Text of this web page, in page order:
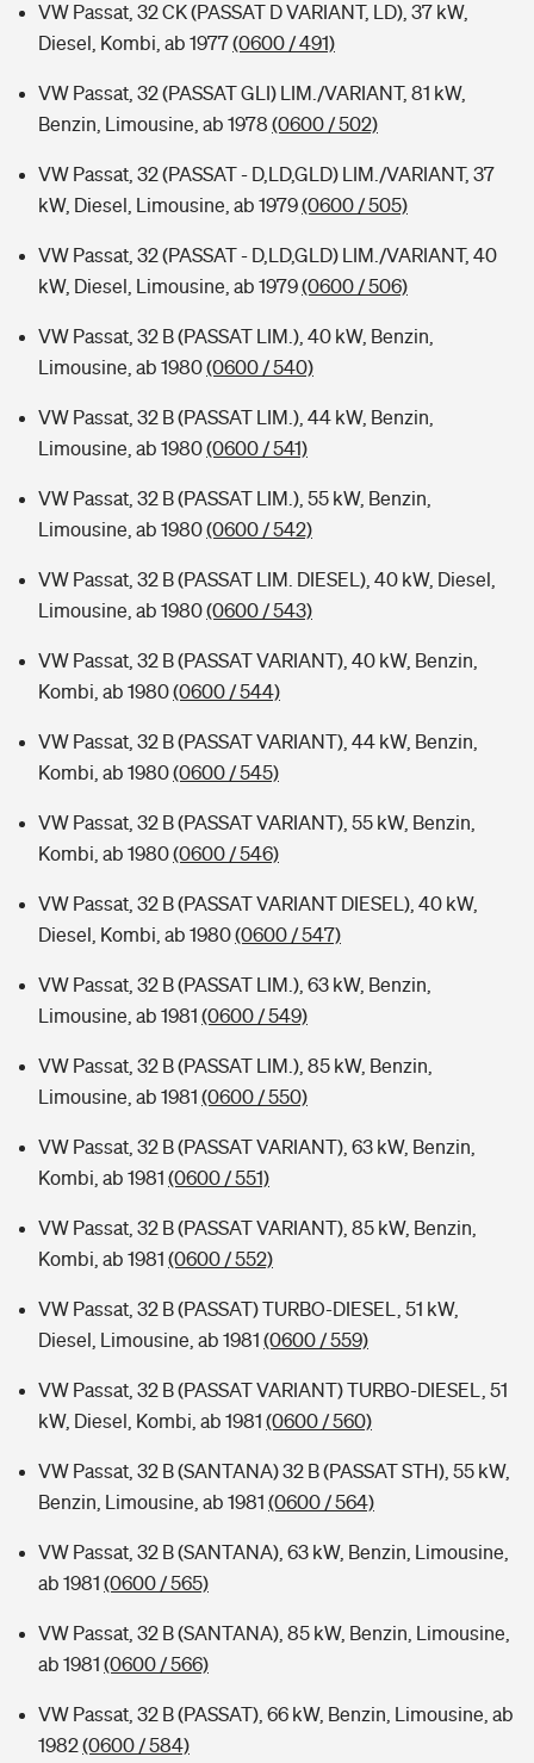
VW Passat, 32 CK (PASSAT D VARIANT, LD), 37 kW,
Diesel, Kombi, ab 1977(0600 / 491)
VW Passat, 32 (PASSAT GLI) LIM./VARIANT, 81 kW,
Benzin, Limousine, ab 1978 (0600 / 502)
VW Passat, 32 (PASSAT - D,LD,GLD) LIM./VARIANT, 37
kW, Diesel, Limousine, ab 1979(0600 / 505)
VW Passat, 32 (PASSAT - D,LD,GLD) LIM./VARIANT, 40
kW, Diesel, Limousine, ab 1979(0600 / 506)
VW Passat, 32 B (PASSAT LIM.), 40 kW, Benzin,
Limousine, ab 1980(0600 / 540)
VW Passat, 32 B (PASSAT LIM.), 44 kW, Benzin,
Limousine, ab 1980(0600 / 541)
VW Passat, 32 B (PASSAT LIM.), 55 kW, Benzin,
Limousine, ab 1980(0600 / 542)
VW Passat, 32 B (PASSAT LIM. DIESEL), 40 kW, Diesel,
Limousine, ab 1980(0600 / 543)
VW Passat, 32 B (PASSAT VARIANT), 40 kW, Benzin,
Kombi, ab 1980(0600 / 544)
VW Passat, 32 B (PASSAT VARIANT), 44 kW, Benzin,
Kombi, ab 1980(0600 / 545)
VW Passat, 32 B (PASSAT VARIANT), 55 kW, Benzin,
Kombi, ab 1980(0600 / 546)
VW Passat, 32 B (PASSAT VARIANT DIESEL), 40 kW,
Diesel, Kombi, ab 1980(0600 / 547)
VW Passat, 32 B (PASSAT LIM.), 63 kW, Benzin,
Limousine, ab 1981 (0600 / 549)
VW Passat, 32 B (PASSAT LIM.), 85 kW, Benzin,
Limousine, ab 1981 (0600 / 550)
VW Passat, 32 B (PASSAT VARIANT), 63 kW, Benzin,
Kombi, ab 1981 (0600 / 551)
VW Passat, 32 B (PASSAT VARIANT), 85 kW, Benzin,
Kombi, ab 1981 (0600 / 552)
VW Passat, 32 B (PASSAT) TURBO-DIESEL, 51 kW,
Diesel, Limousine, ab 1981 (0600 / 559)
VW Passat, 32 B (PASSAT VARIANT) TURBO-DIESEL, 51
kW, Diesel, Kombi, ab 1981 (0600 / 560)
VW Passat, 32 B (SANTANA) 32 B (PASSAT STH), 55 kW,
Benzin, Limousine, ab 1981 (0600 / 564)
VW Passat, 32 B (SANTANA), 63 kW, Benzin, Limousine,
ab 1981 (0600 / 565)
VW Passat, 32 B (SANTANA), 85 kW, Benzin, Limousine,
ab 1981 (0600 / 566)
VW Passat, 32 B (PASSAT), 66 kW, Benzin, Limousine, ab
1982(0600 / 584)